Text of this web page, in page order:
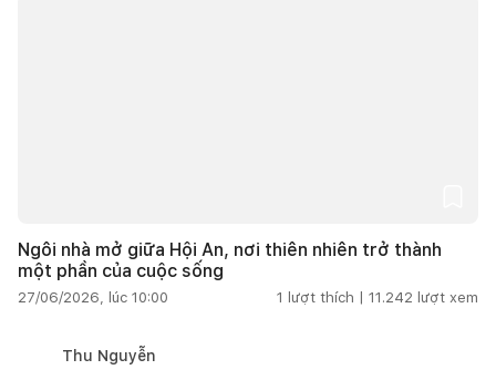
Ngôi nhà mở giữa Hội An, nơi thiên nhiên trở thành
một phần của cuộc sống
27/06/2026, lúc 10:00 1 lượt thích | 11.242 lượt xem
Thu Nguyễn